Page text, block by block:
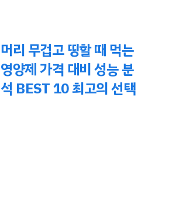
머리 무겁고 띵할 때 먹는
영양제 가격 대비 성능 분
석 BEST 10 최고의 선택